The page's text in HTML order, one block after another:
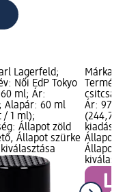
Lagerfeld;
Női EdP Tokyo
ml; Ár:
Alapár: 60 ml
/ 1 ml);
Állapot zöld
Állapot szürke
Márka:
csitcsat,
Ár: 979
(244,75
kiadás
Állapot
Állapot